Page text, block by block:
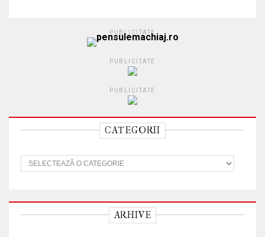
PUBLICITATE
PUBLICITATE
PUBLICITATE
CATEGORII
C
a
r
ARHIVE